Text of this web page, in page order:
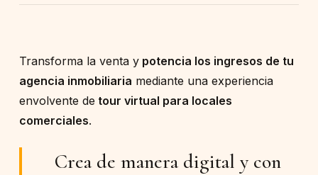
Transforma la venta ypotencia los ingresos de tu
agencia inmobiliaria mediante una experiencia
envolvente de tour virtual para locales
comerciales.
Crea de manera digital y con